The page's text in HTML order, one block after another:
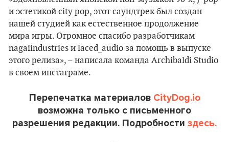
и эстетикой city pop, этот саундтрек был создан
нашей студией как естественное продолжение
мира игры. Огромное спасибо разработчикам
nagaiindustries и laced_audio за помощь в выпуске
этого релиза», – написала команда Archibaldi Studio
в своем инстаграме.
Перепечатка материалов CityDog.io
возможна только с письменного
разрешения редакции. Подробности здесь.